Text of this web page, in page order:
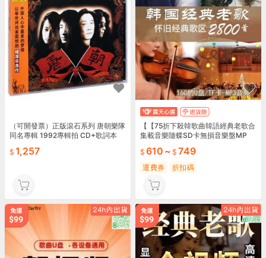
（可開發票）正版滾石系列 唐朝樂隊
同名專輯 1992專輯拍 CD+歌詞本
1,257
【【75折下殺韓歌曲韓語經典老歌合
集載音樂隨蝶SD卡無損音樂盤MP
610 ~ 749
運費券 折扣碼